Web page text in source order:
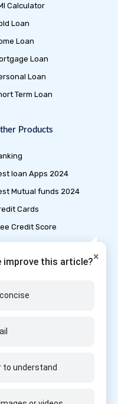
in India
Pressure
Disease in India
Patients in India
Patients in India
Sclerosis in India
B in India
Patients
Patients
Patients in India
Arthritis
×
improve this article?
to understand
Calculator
Loan
Loan
Loan
Loan
Term Loan
Products
loan Apps 2024
Mutual funds 2024
Cards
Credit Score
Insurance
Application Status
Policy